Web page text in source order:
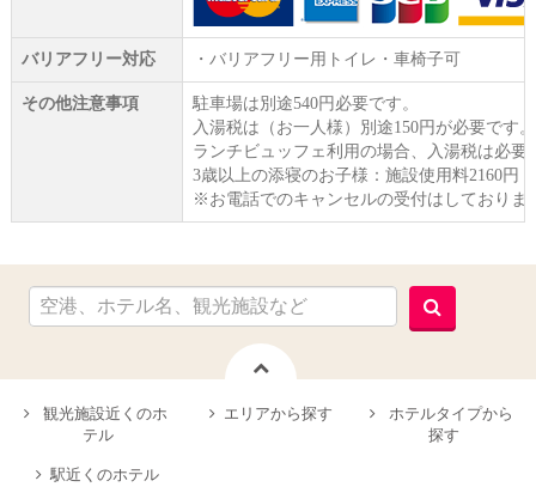
バリアフリー対応 ・バリアフリー用トイレ・車椅子可
その他注意事項
駐車場は別途540円必要です。
入湯税は（お一人様）別途150円が必要です。
ランチビュッフェ利用の場合、入湯税は必要
3歳以上の添寝のお子様：施設使用料2160円
※お電話でのキャンセルの受付はしておりま
観光施設近くのホ
テル
エリアから探す
ホテルタイプから
探す
駅近くのホテル